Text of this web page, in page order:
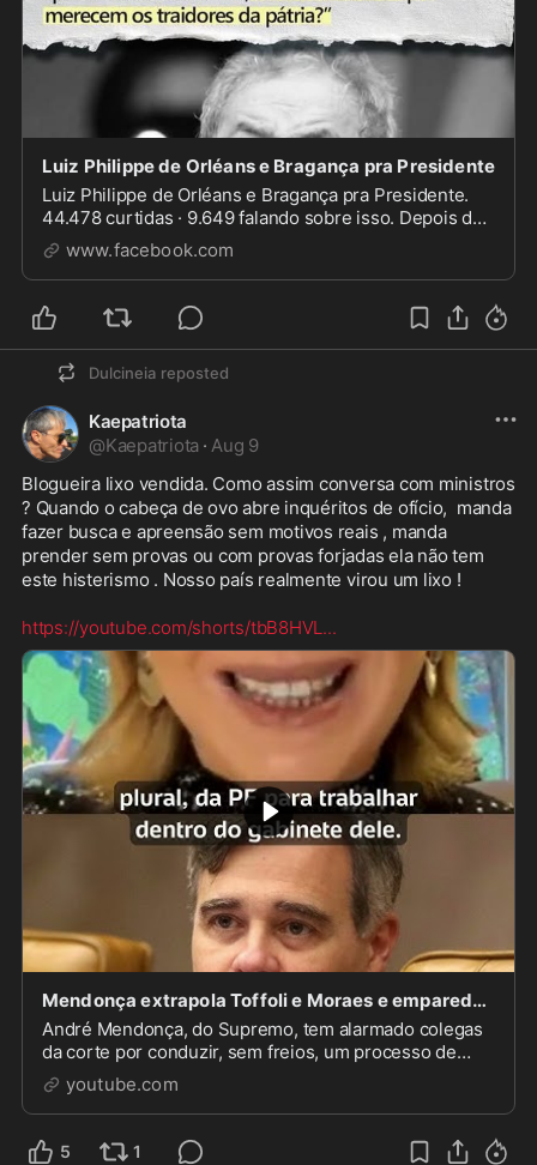
Luiz Philippe de Orléans e Bragança pra Presidente
Luiz Philippe de Orléans e Bragança pra Presidente.
44.478 curtidas · 9.649 falando sobre isso. Depois do
Capitão, que venha o Príncipe! Após a família
Bolsonaro, que venha a Família Real !...
www.facebook.com
Dulcineia reposted
Kaepatriota
@Kaepatriota · Aug 9
Blogueira lixo vendida. Como assim conversa com ministros
? Quando o cabeça de ovo abre inquéritos de ofício,  manda
fazer busca e apreensão sem motivos reais , manda
prender sem provas ou com provas forjadas ela não tem
este histerismo . Nosso país realmente virou um lixo !
https://youtube.com/shorts/tbB8HVL...
Mendonça extrapola Toffoli e Moraes e empareda Polícia Federal, que fica sem defesa | Daniela L
André Mendonça, do Supremo, tem alarmado colegas
da corte por conduzir, sem freios, um processo de
intervenção sem precedentes na história recente do
país no...
youtube.com
5 1